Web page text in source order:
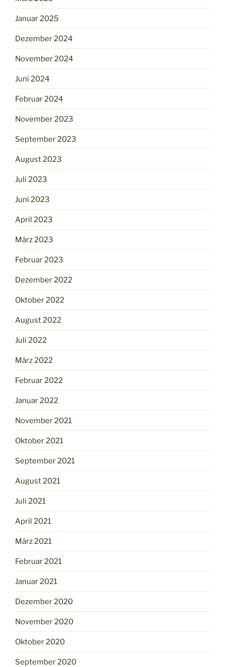
Januar 2025
Dezember 2024
November 2024
Juni 2024
Februar 2024
November 2023
September 2023
August 2023
Juli 2023
Juni 2023
April 2023
März 2023
Februar 2023
Dezember 2022
Oktober 2022
August 2022
Juli 2022
März 2022
Februar 2022
Januar 2022
November 2021
Oktober 2021
September 2021
August 2021
Juli 2021
April 2021
März 2021
Februar 2021
Januar 2021
Dezember 2020
November 2020
Oktober 2020
September 2020